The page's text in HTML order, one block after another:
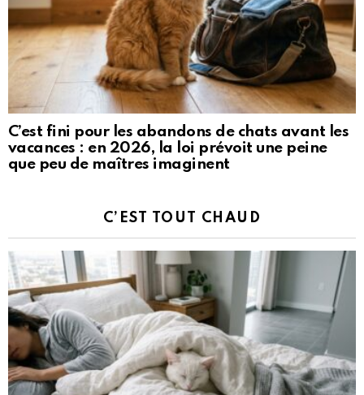
C’est fini pour les abandons de chats avant les
vacances : en 2026, la loi prévoit une peine
que peu de maîtres imaginent
C’EST TOUT CHAUD